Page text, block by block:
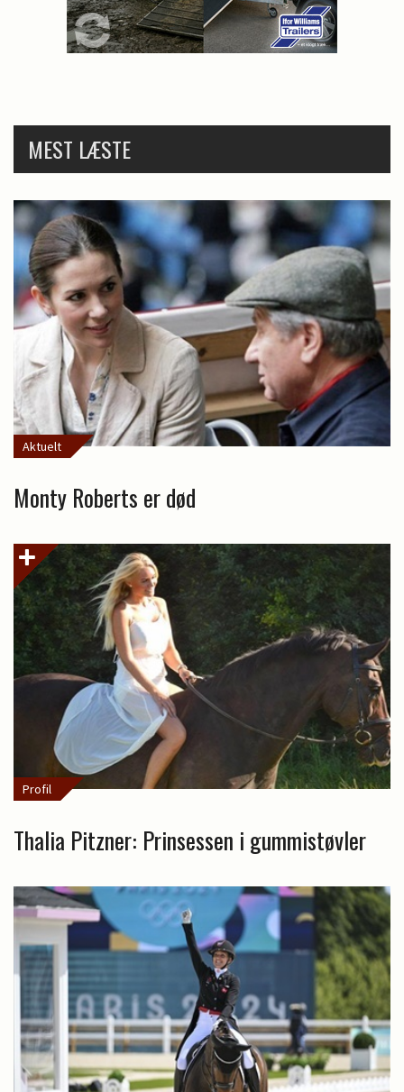
MEST LÆSTE
Aktuelt
Monty Roberts er død
Profil
Thalia Pitzner: Prinsessen i gummistøvler